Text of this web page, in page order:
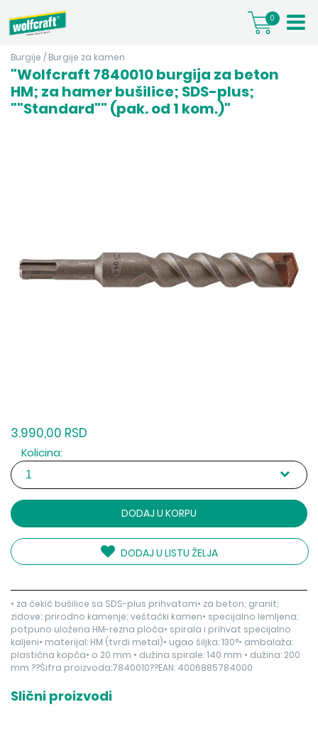
0
Burgije / Burgije za kamen
"Wolfcraft 7840010 burgija za beton
HM; za hamer bušilice; SDS-plus;
""Standard"" (pak. od 1 kom.)"
3.990,00 RSD
Kolicina:
DODAJ U KORPU
DODAJ U LISTU ŽELJA
• za čekić bušilice sa SDS-plus prihvatom• za beton; granit;
zidove; prirodno kamenje; veštački kamen• specijalno lemljena;
potpuno uložena HM-rezna ploča• spirala i prihvat specijalno
kaljeni• materijal: HM (tvrdi metal)• ugao šiljka: 130°• ambalaža:
plastična kopča• o 20 mm • dužina spirale: 140 mm • dužina: 200
mm ??Šifra proizvoda:7840010??EAN: 4006885784000
Slični proizvodi